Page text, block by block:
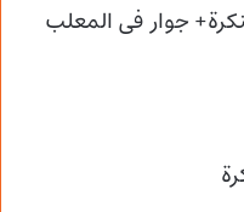
جوار فی المعلب